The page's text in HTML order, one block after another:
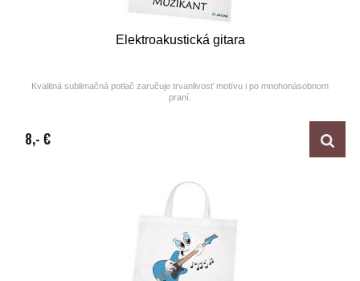
Elektroakustická gitara
Kvalitná sublimačná potlač zaručuje trvanlivosť motívu i po mnohonásobnom
praní.
8,- €